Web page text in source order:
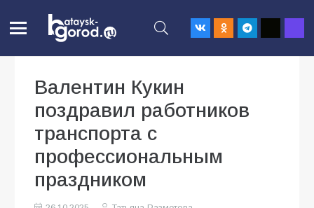
Валентин Кукин
поздравил работников
транспорта с
профессиональным
праздником